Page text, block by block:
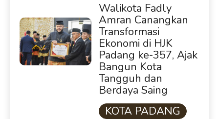
Walikota Fadly
Amran Canangkan
Transformasi
Ekonomi di HJK
Padang ke-357, Ajak
Bangun Kota
Tangguh dan
Berdaya Saing
KOTA PADANG